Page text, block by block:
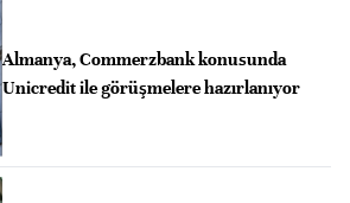
Almanya, Commerzbank konusunda
Unicredit ile görüşmelere hazırlanıyor